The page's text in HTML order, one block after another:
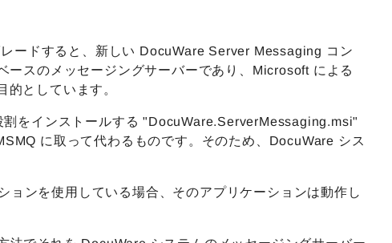
ードすると、新しい DocuWare Server Messaging コン
スのメッセージングサーバーであり、Microsoft による
としています。
割をインストールする "DocuWare.ServerMessaging.msi"
に取って代わるものです。そのため、DocuWare シス
ンを使用している場合、そのアプリケーションは動作し